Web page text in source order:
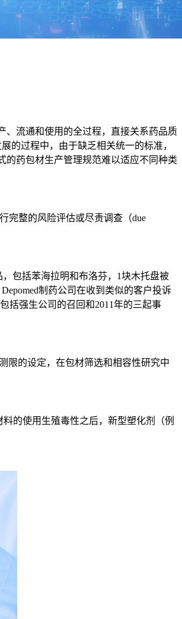
流通和使用的全过程，直接关系药品质
的过程中，由于缺乏相关统一的标准，
的药包材生产管理规范难以适应不同种类
整的风险评估或尽责调查（due
包括苯海拉明和布洛芬，1块木托盘被
制药公司在收到类似的客户投诉
括强生公司的召回和2011年的三起事
限的设定，在包材筛选和相容性研究中
的使用生殖毒性之后，新型塑化剂（例